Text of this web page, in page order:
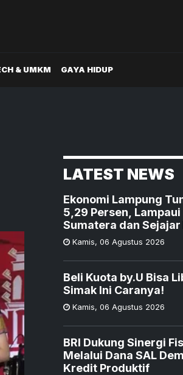
& UMKM GAYA HIDUP
LATEST NEWS
Ekonomi Lampung
5,29 Persen, Lampaui
Sumatera dan Sejajar
Kamis, 06 Agustus 2026
Beli Kuota by.U Bisa
Simak Ini Caranya!
Kamis, 06 Agustus 2026
BRI Dukung Sinergi
Melalui Dana SAL
Kredit Produktif